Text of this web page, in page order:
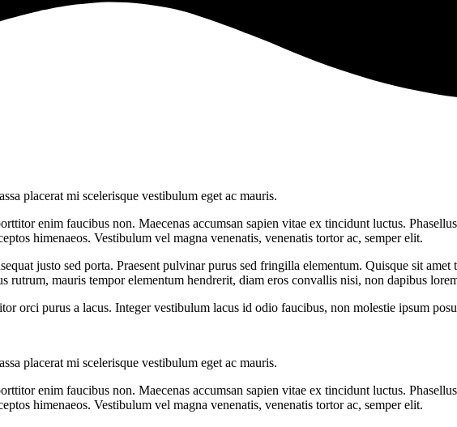
placerat mi scelerisque vestibulum eget ac mauris.
enim faucibus non. Maecenas accumsan sapien vitae ex tincidunt luctus.
himenaeos. Vestibulum vel magna venenatis, venenatis tortor ac, semper elit.
justo sed porta. Praesent pulvinar purus sed fringilla elementum. Quisque sit
rutrum, mauris tempor elementum hendrerit, diam eros convallis nisi, non dapibus
orci purus a lacus. Integer vestibulum lacus id odio faucibus, non molestie ipsum
placerat mi scelerisque vestibulum eget ac mauris.
enim faucibus non. Maecenas accumsan sapien vitae ex tincidunt luctus.
himenaeos. Vestibulum vel magna venenatis, venenatis tortor ac, semper elit.